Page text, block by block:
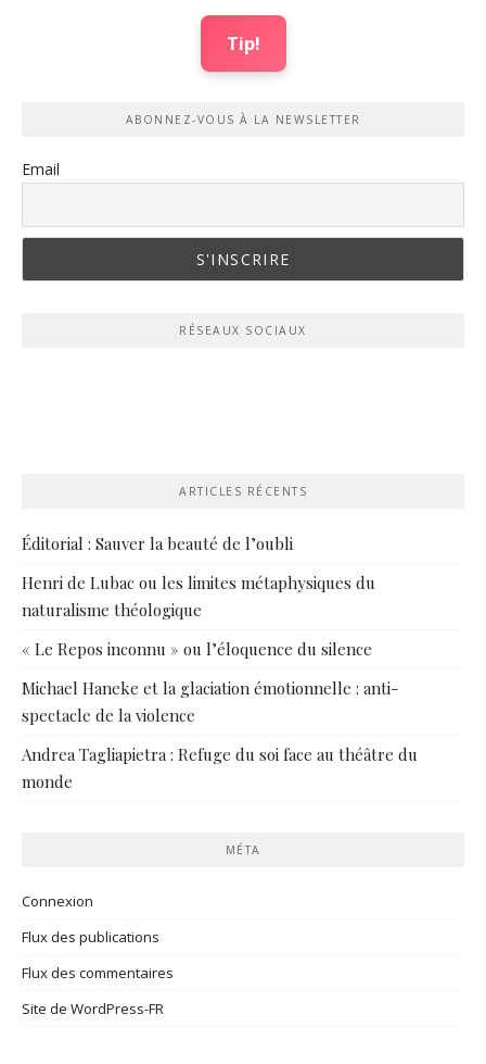
Tip!
ABONNEZ-VOUS À LA NEWSLETTER
Email
RÉSEAUX SOCIAUX
ARTICLES RÉCENTS
Éditorial : Sauver la beauté de l’oubli
Henri de Lubac ou les limites métaphysiques du
naturalisme théologique
« Le Repos inconnu » ou l’éloquence du silence
Michael Haneke et la glaciation émotionnelle : anti-
spectacle de la violence
Andrea Tagliapietra : Refuge du soi face au théâtre du
monde
MÉTA
Connexion
Flux des publications
Flux des commentaires
Site de WordPress-FR